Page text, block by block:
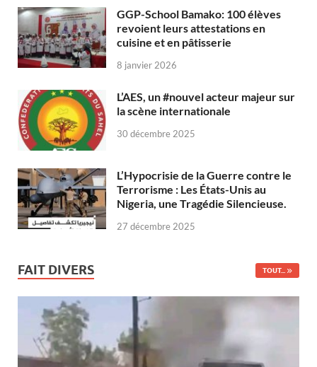
GGP-School Bamako: 100 élèves
revoient leurs attestations en
cuisine et en pâtisserie
8 janvier 2026
L’AES, un #nouvel acteur majeur sur
la scène internationale
30 décembre 2025
L’Hypocrisie de la Guerre contre le
Terrorisme : Les États-Unis au
Nigeria, une Tragédie Silencieuse.
27 décembre 2025
FAIT DIVERS TOUT...